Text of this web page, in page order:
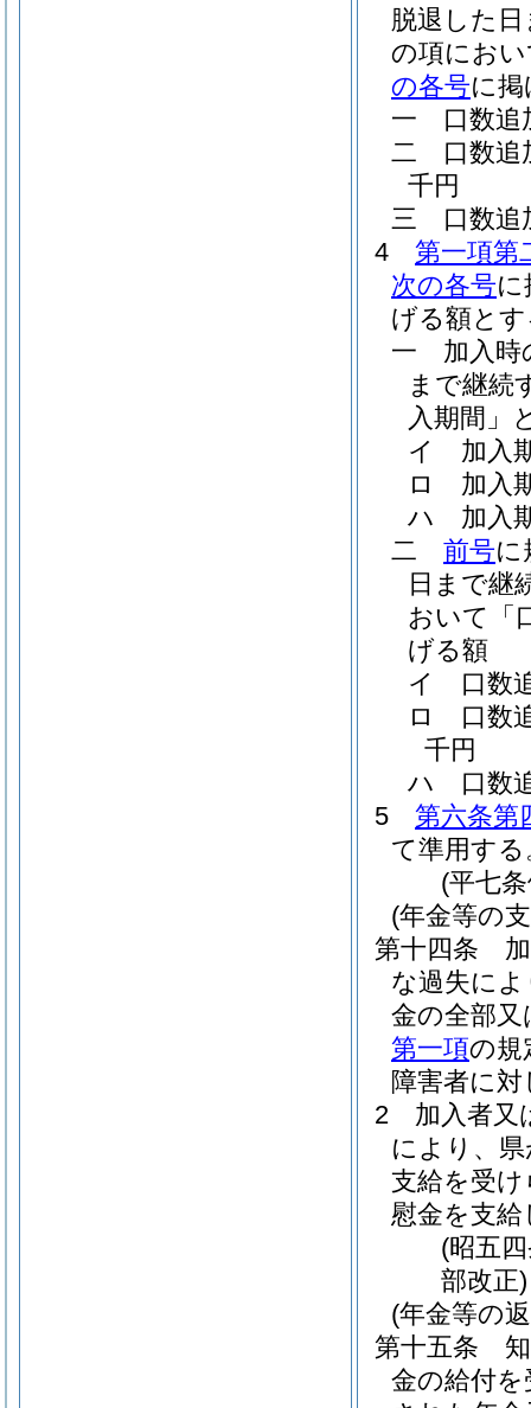
脱退した
の項にお
の各号に
一
口数追
二
口数追
千円
三
口数
4
第一項第
次の各号
げる額と
一
加入
まで継続
入期間」
イ
加入
ロ
加入
ハ
加入
二
前号に
日まで継
おいて「
げる額
イ
口数
ロ
口数
千円
ハ
口数
5
第六条第
て準用する
(平七
(年金等の
第十四条
な過失に
金の全部
第一項の規
障害者に
2
加入者又
により、
支給を受
慰金を支
(昭五
部改正)
(年金等の
第十五条
金の給付